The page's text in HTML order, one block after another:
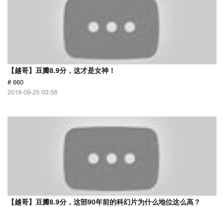
【越哥】豆瓣8.9分，这才是女神！
# 660
2018-09-25 03:56
【越哥】豆瓣8.9分，这部90年前的科幻片为什么地位这么高？